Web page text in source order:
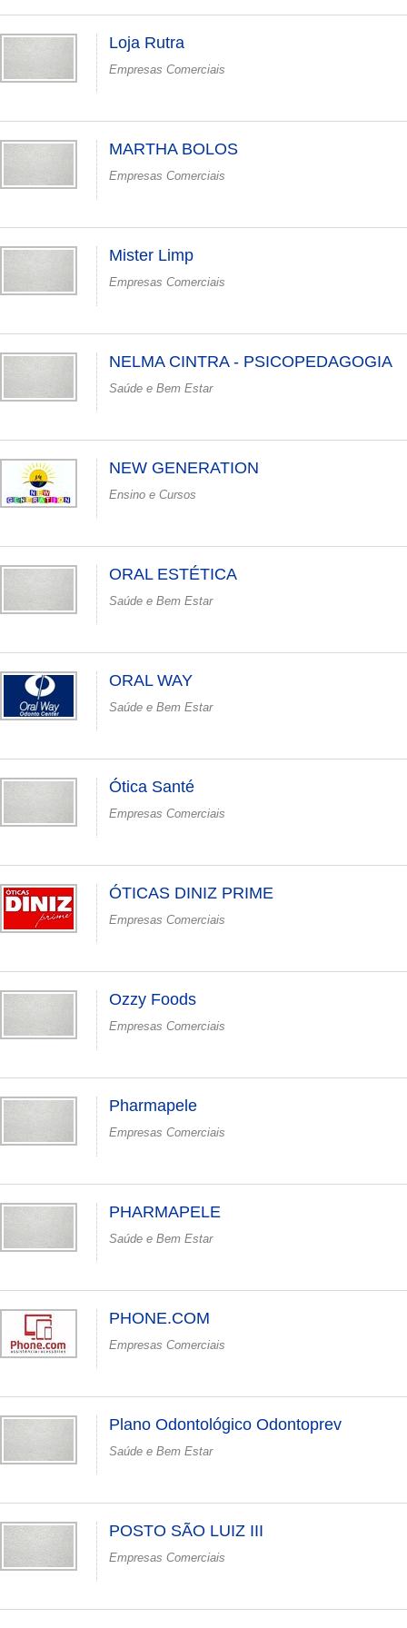
Loja Rutra
Empresas Comerciais
MARTHA BOLOS
Empresas Comerciais
Mister Limp
Empresas Comerciais
NELMA CINTRA - PSICOPEDAGOGIA
Saúde e Bem Estar
NEW GENERATION
Ensino e Cursos
ORAL ESTÉTICA
Saúde e Bem Estar
ORAL WAY
Saúde e Bem Estar
Ótica Santé
Empresas Comerciais
ÓTICAS DINIZ PRIME
Empresas Comerciais
Ozzy Foods
Empresas Comerciais
Pharmapele
Empresas Comerciais
PHARMAPELE
Saúde e Bem Estar
PHONE.COM
Empresas Comerciais
Plano Odontológico Odontoprev
Saúde e Bem Estar
POSTO SÃO LUIZ III
Empresas Comerciais